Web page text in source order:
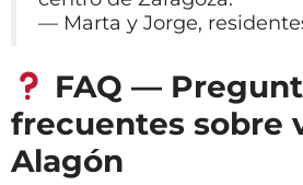
— Marta y Jorge,
FAQ —
frecuentes sobre
Alagón